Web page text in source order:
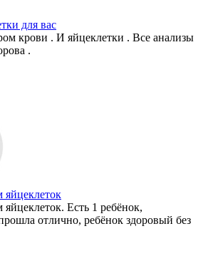
для вас
крови . И яйцеклетки . Все анализы
.
яйцеклеток
Есть 1 ребёнок,
отлично, ребёнок здоровый без